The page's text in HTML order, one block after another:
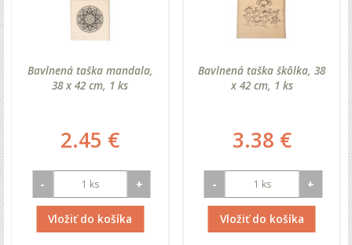
Bavlnená taška mandala,
38 x 42 cm, 1 ks
2.45 €
- +
Vložiť do košíka
Bavlnená taška škôlka, 38
x 42 cm, 1 ks
3.38 €
- +
Vložiť do košíka